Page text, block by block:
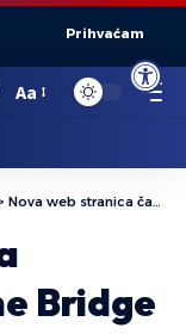
Open
Prihvaćam
Aa
Nova web stranica časopisa Most/ The Bridge
Bridge